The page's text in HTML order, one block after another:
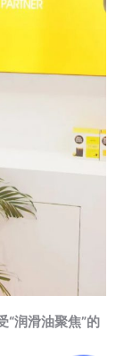
润滑油聚焦”的